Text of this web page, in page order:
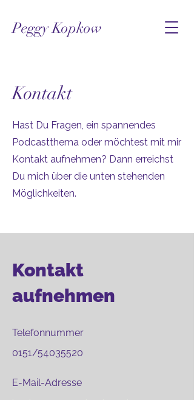
Peggy Kopkow
Kontakt
Hast Du Fragen, ein spannendes
Podcastthema oder möchtest mit mir
Kontakt aufnehmen? Dann erreichst
Du mich über die unten stehenden
Möglichkeiten.
Kontakt
aufnehmen
Telefonnummer
0151/54035520
E-Mail-Adresse